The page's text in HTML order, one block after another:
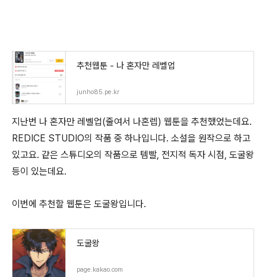
추천웹툰 - 나 혼자만 레벨업
junho85.pe.kr
지난번 나 혼자만 레벨업(줄여서 나혼렙) 웹툰을 추천했었는데요.
REDICE STUDIO의 작품 중 하나입니다. 소설을 원작으로 하고
있고요. 같은 스튜디오의 작품으로 템빨, 전지적 독자 시점, 도굴왕
등이 있는데요.
이번에 추천할 웹툰은 도굴왕입니다.
도굴왕
page.kakao.com